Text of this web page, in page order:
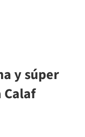
y súper
Calaf